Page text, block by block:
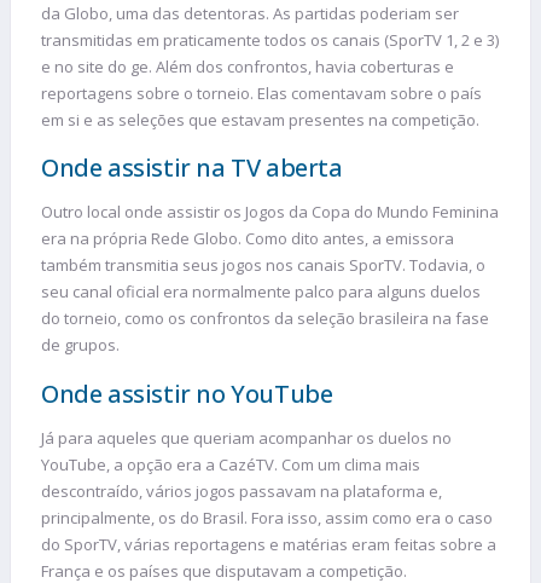
da Globo, uma das detentoras. As partidas poderiam ser
transmitidas em praticamente todos os canais (SporTV 1, 2 e 3)
e no site do ge. Além dos confrontos, havia coberturas e
reportagens sobre o torneio. Elas comentavam sobre o país
em si e as seleções que estavam presentes na competição.
Onde assistir na TV aberta
Outro local onde assistir os Jogos da Copa do Mundo Feminina
era na própria Rede Globo. Como dito antes, a emissora
também transmitia seus jogos nos canais SporTV. Todavia, o
seu canal oficial era normalmente palco para alguns duelos
do torneio, como os confrontos da seleção brasileira na fase
de grupos.
Onde assistir no YouTube
Já para aqueles que queriam acompanhar os duelos no
YouTube, a opção era a CazéTV. Com um clima mais
descontraído, vários jogos passavam na plataforma e,
principalmente, os do Brasil. Fora isso, assim como era o caso
do SporTV, várias reportagens e matérias eram feitas sobre a
França e os países que disputavam a competição.